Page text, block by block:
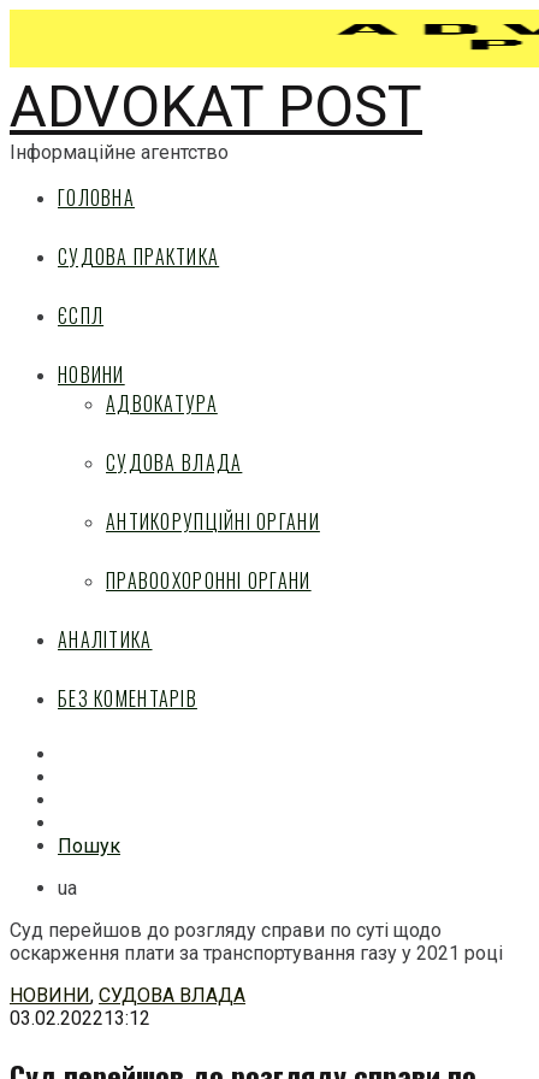
ADVOKAT POST
Інформаційне агентство
ГОЛОВНА
СУДОВА ПРАКТИКА
ЄСПЛ
НОВИНИ
АДВОКАТУРА
СУДОВА ВЛАДА
АНТИКОРУПЦІЙНІ ОРГАНИ
ПРАВООХОРОННІ ОРГАНИ
АНАЛІТИКА
БЕЗ КОМЕНТАРІВ
Пошук
ua
Суд перейшов до розгляду справи по суті щодо
оскарження плати за транспортування газу у 2021 році
Перейти
до
НОВИНИ, СУДОВА ВЛАДА
03.02.202213:12